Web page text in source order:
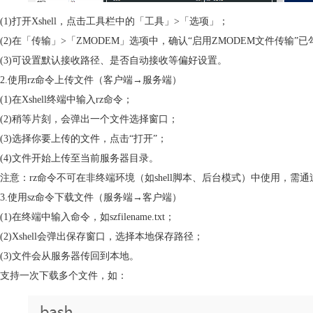
(1)打开Xshell，点击工具栏中的「工具」>「选项」；
(2)在「传输」>「ZMODEM」选项中，确认“启用ZMODEM文件传输”已
(3)可设置默认接收路径、是否自动接收等偏好设置。
2.使用rz命令上传文件（客户端→服务端）
(1)在Xshell终端中输入rz命令；
(2)稍等片刻，会弹出一个文件选择窗口；
(3)选择你要上传的文件，点击“打开”；
(4)文件开始上传至当前服务器目录。
注意：rz命令不可在非终端环境（如shell脚本、后台模式）中使用，需通
3.使用sz命令下载文件（服务端→客户端）
(1)在终端中输入命令，如szfilename.txt；
(2)Xshell会弹出保存窗口，选择本地保存路径；
(3)文件会从服务器传回到本地。
支持一次下载多个文件，如：